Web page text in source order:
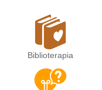
Biblioterapia